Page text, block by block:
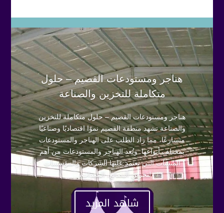
هناجر ومستودعات القصيم – حلول
متكاملة للتخزين والصناعة
هناجر ومستودعات القصيم – حلول متكاملة للتخزين
والصناعة تشهد منطقة القصيم نموًا اقتصاديًا وصناعيًا
متسارعًا، مما زاد الطلب على الهناجر والمستودعات
بمختلف أنواعها. وتُعد الهناجر والمستودعات من أهم
المنشآت التي تعتمد عليها الشركات والمؤسسات
لتخزين البضائع، المعدات،...
شاهد المزيد